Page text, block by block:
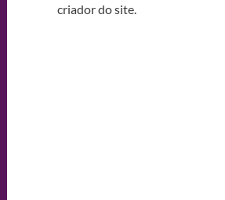
criador do site.